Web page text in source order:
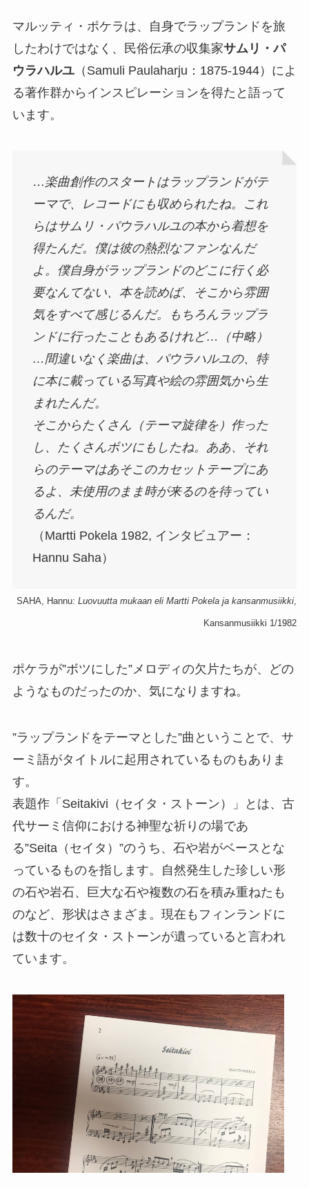
マルッティ・ポケラは、自身でラップランドを旅
したわけではなく、民俗伝承の収集家サムリ・パ
ウラハルユ（Samuli Paulaharju：1875-1944）によ
る著作群からインスピレーションを得たと語って
います。
…楽曲創作のスタートはラップランドがテ
ーマで、レコードにも収められたね。これ
らはサムリ・パウラハルユの本から着想を
得たんだ。僕は彼の熱烈なファンなんだ
よ。僕自身がラップランドのどこに行く必
要なんてない、本を読めば、そこから雰囲
気をすべて感じるんだ。もちろんラップラ
ンドに行ったこともあるけれど…（中略）
…間違いなく楽曲は、パウラハルユの、特
に本に載っている写真や絵の雰囲気から生
まれたんだ。
そこからたくさん（テーマ旋律を）作った
し、たくさんボツにもしたね。ああ、それ
らのテーマはあそこのカセットテープにあ
るよ、未使用のまま時が来るのを待ってい
るんだ。
（Martti Pokela 1982, インタビュアー：
Hannu Saha）
SAHA, Hannu:Luovuutta mukaan eli Martti Pokela ja kansanmusiikki
Kansanmusiikki 1/1982
ポケラが”ボツにした”メロディの欠片たちが、どの
ようなものだったのか、気になりますね。
”ラップランドをテーマとした”曲ということで、サ
ーミ語がタイトルに起用されているものもありま
す。
表題作「Seitakivi（セイタ・ストーン）」とは、古
代サーミ信仰における神聖な祈りの場であ
る”Seita（セイタ）”のうち、石や岩がベースとな
っているものを指します。自然発生した珍しい形
の石や岩石、巨大な石や複数の石を積み重ねたも
のなど、形状はさまざま。現在もフィンランドに
は数十のセイタ・ストーンが遺っていると言われ
ています。